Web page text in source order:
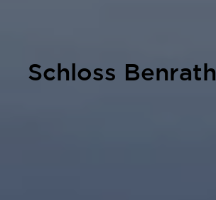
Schloss Benrath